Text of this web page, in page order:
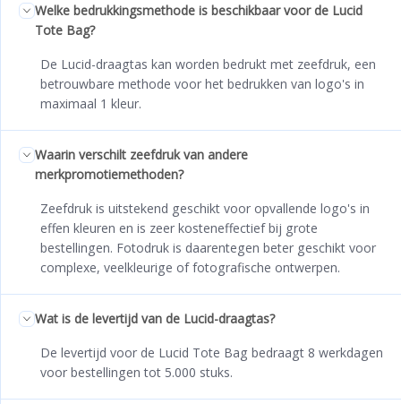
Welke bedrukkingsmethode is beschikbaar voor de Lucid
Tote Bag?
De Lucid-draagtas kan worden bedrukt met zeefdruk, een
betrouwbare methode voor het bedrukken van logo's in
maximaal 1 kleur.
Waarin verschilt zeefdruk van andere
merkpromotiemethoden?
Zeefdruk is uitstekend geschikt voor opvallende logo's in
effen kleuren en is zeer kosteneffectief bij grote
bestellingen. Fotodruk is daarentegen beter geschikt voor
complexe, veelkleurige of fotografische ontwerpen.
Wat is de levertijd van de Lucid-draagtas?
De levertijd voor de Lucid Tote Bag bedraagt 8 werkdagen
voor bestellingen tot 5.000 stuks.